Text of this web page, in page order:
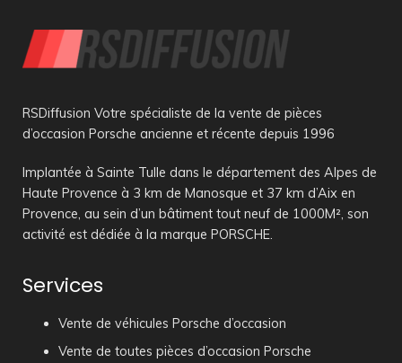
RSDiffusion Votre spécialiste de la vente de pièces
d’occasion Porsche ancienne et récente depuis 1996
Implantée à Sainte Tulle dans le département des Alpes de
Haute Provence à 3 km de Manosque et 37 km d’Aix en
Provence, au sein d’un bâtiment tout neuf de 1000M², son
activité est dédiée à la marque PORSCHE.
Services
Vente de véhicules Porsche d’occasion
Vente de toutes pièces d’occasion Porsche